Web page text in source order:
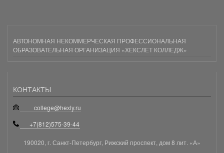
АВТОНОМНАЯ НЕКОММЕРЧЕСКАЯ ПРОФЕССИОНАЛЬНАЯ
ОБРАЗОВАТЕЛЬНАЯ ОРГАНИЗАЦИЯ «ХЕКСЛЕТ КОЛЛЕДЖ»
КОНТАКТЫ
college@hexly.ru
+7(812)575-39-44
190020, г. Санкт-Петербург, Рижский проспект, дом 8 лит. «А»